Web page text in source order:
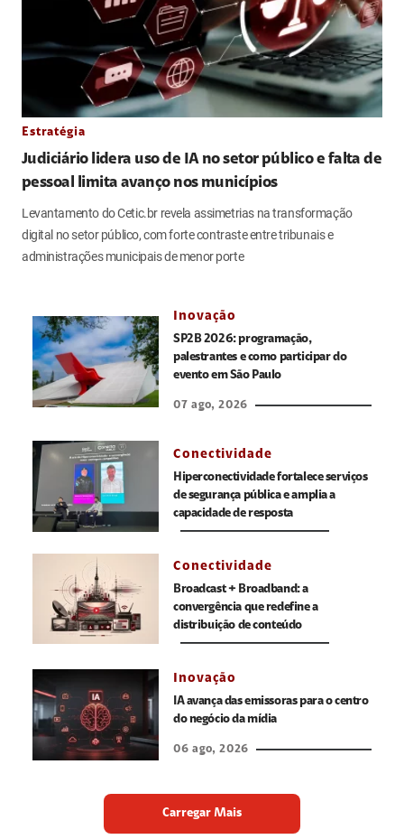
Estratégia
Judiciário lidera uso de IA no setor público e falta de
pessoal limita avanço nos municípios
Levantamento do Cetic.br revela assimetrias na transformação
digital no setor público, com forte contraste entre tribunais e
administrações municipais de menor porte
Inovação
SP2B 2026: programação,
palestrantes e como participar do
evento em São Paulo
07 ago, 2026
Conectividade
Hiperconectividade fortalece serviços
de segurança pública e amplia a
capacidade de resposta
Conectividade
Broadcast + Broadband: a
convergência que redefine a
distribuição de conteúdo
Inovação
IA avança das emissoras para o centro
do negócio da mídia
06 ago, 2026
Carregar Mais